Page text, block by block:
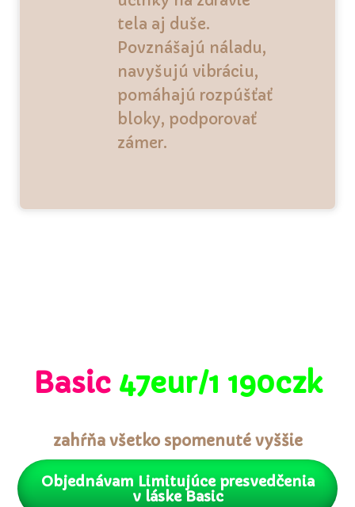
tela aj duše.
Povznášajú náladu,
navyšujú vibráciu,
pomáhajú rozpúšťať
bloky, podporovať
zámer.
Basic 47eur/1 190czk
zahŕňa všetko spomenuté vyššie
Objednávam Limitujúce presvedčenia
v láske Basic